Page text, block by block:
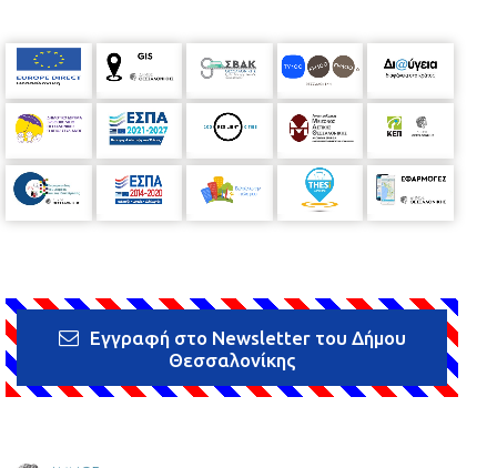
Εγγραφή στο Newsletter του Δήμου
Θεσσαλονίκης